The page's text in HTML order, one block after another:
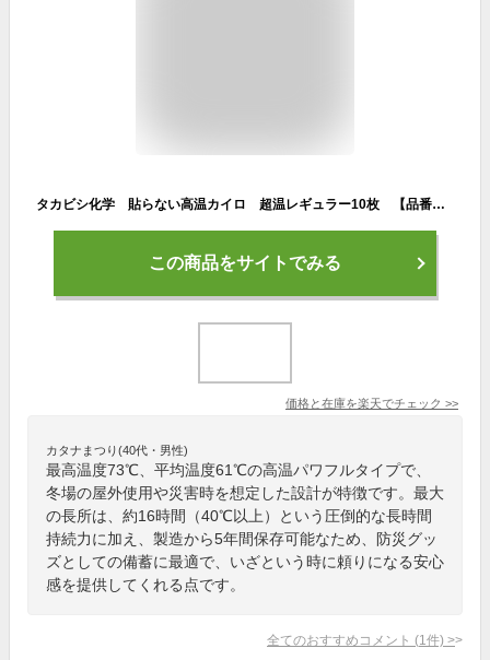
タカビシ化学 貼らない高温カイロ 超温レギュラー10枚 【品番：S387307】
この商品をサイトでみる
価格と在庫を楽天でチェック >>
カタナまつり(40代・男性)
最高温度73℃、平均温度61℃の高温パワフルタイプで、
冬場の屋外使用や災害時を想定した設計が特徴です。最大
の長所は、約16時間（40℃以上）という圧倒的な長時間
持続力に加え、製造から5年間保存可能なため、防災グッ
ズとしての備蓄に最適で、いざという時に頼りになる安心
感を提供してくれる点です。
全てのおすすめコメント (1 件) >